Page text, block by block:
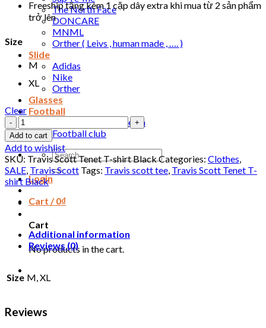
The North Face
DONCARE
MNML
Orther ( Leivs , human made , …. )
Slide
Adidas
Nike
Orther
Glasses
Football
National football team
Football club
Search
for:
Login
Cart /0₫
Cart
No products in the cart.
Freeship tặng kèm 1 cặp dây extra khi mua từ 2 sản phẩm
trở lên
Size
M
XL
Clear
Travis
Scott
Tenet
T-
Shirt
Black
quantity
Add to cart
Add to wishlist
SKU: Travis Scott Tenet T-shirt BlackCategories: Clothes,
SALE, Travis Scott Tags: Travis scott tee, Travis Scott Tenet T-
shirt Black
Additional information
Reviews (0)
Size M, XL
Reviews